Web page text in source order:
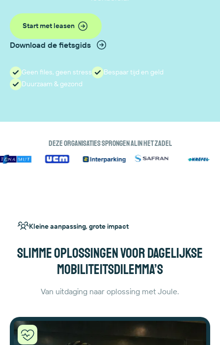
Start met leasen
Download de fietsgids
Geen files, geen stress
Bespaar tijd en geld
Duurzaam & gezond
Deze organisaties sprongen al in het zadel
Kleine aanpassing, grote impact
Slimme oplossingen voor dagelijkse
mobiliteitsdilemma’s
Van uitdaging naar oplossing met Joule.
Joule